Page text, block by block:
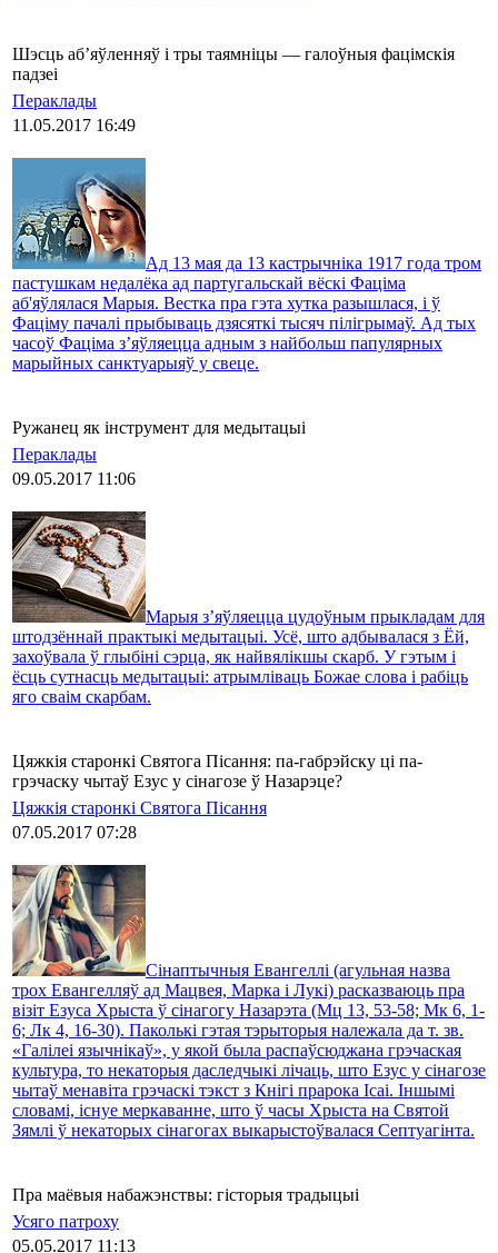
Шэсць аб’яўленняў і тры таямніцы — галоўныя фацімскія
падзеі
Пераклады
11.05.2017 16:49
Ад 13 мая да 13 кастрычніка 1917 года тром
пастушкам недалёка ад партугальскай вёскі Фаціма
аб'яўлялася Марыя. Вестка пра гэта хутка разышлася, і ў
Фаціму пачалі прыбываць дзясяткі тысяч пілігрымаў. Ад тых
часоў Фаціма з’яўляецца адным з найбольш папулярных
марыйных санктуарыяў у свеце.
Ружанец як інструмент для медытацыі
Пераклады
09.05.2017 11:06
Марыя з’яўляецца цудоўным прыкладам для
штодзённай практыкі медытацыі. Усё, што адбывалася з Ёй,
захоўвала ў глыбіні сэрца, як найвялікшы скарб. У гэтым і
ёсць сутнасць медытацыі: атрымліваць Божае слова і рабіць
яго сваім скарбам.
Цяжкія старонкі Святога Пісання: па-габрэйску ці па-
грэчаску чытаў Езус у сінагозе ў Назарэце?
Цяжкія старонкі Святога Пісання
07.05.2017 07:28
Сінаптычныя Евангеллі (агульная назва
трох Евангелляў ад Мацвея, Марка і Лукі) расказваюць пра
візіт Езуса Хрыста ў сінагогу Назарэта (Мц 13, 53-58; Мк 6, 1-
6; Лк 4, 16-30). Паколькі гэтая тэрыторыя належала да т. зв.
«Галілеі язычнікаў», у якой была распаўсюджана грэчаская
культура, то некаторыя даследчыкі лічаць, што Езус у сінагозе
чытаў менавіта грэчаскі тэкст з Кнігі прарока Ісаі. Іншымі
словамі, існуе меркаванне, што ў часы Хрыста на Святой
Зямлі ў некаторых сінагогах выкарыстоўвалася Септуагінта.
Пра маёвыя набажэнствы: гісторыя традыцыі
Усяго патроху
05.05.2017 11:13